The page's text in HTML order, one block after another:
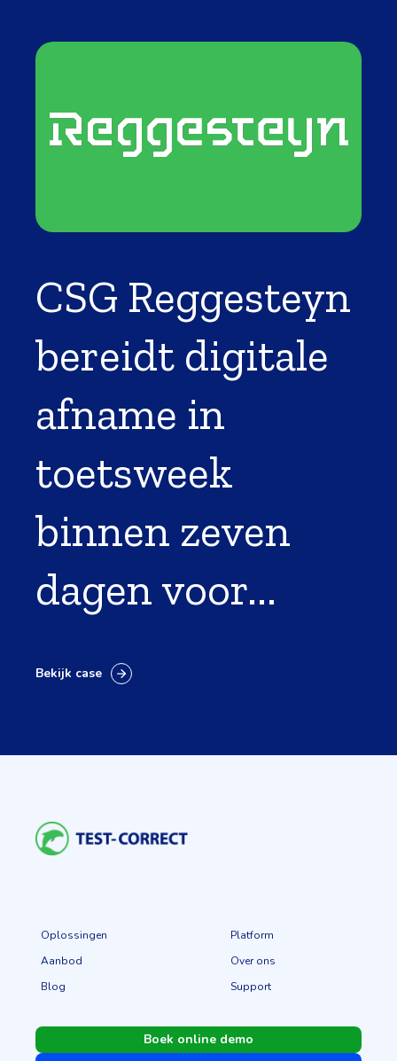
CSG Reggesteyn
bereidt digitale
afname in
toetsweek
binnen zeven
dagen voor...
Bekijk case
Oplossingen
Platform
Aanbod
Over ons
Blog
Support
Boek online demo